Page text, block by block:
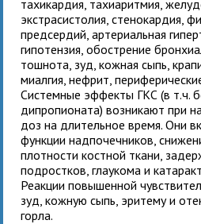
тахикардия, тахиаритмия,
экстрасистолия, стенокардия,
предсердий, артериальная
гипотензия, обострение
тошнота, зуд, кожная сыпь,
миалгия, нефрит,
Системные эффекты ГКС (в т.ч.
дипропионата) возникают при
доз на длительное время. Они
функции надпочечников,
плотности костной ткани,
подростков, глаукома и
Реакции повышенной
зуд, кожную сыпь, эритему и
горла.